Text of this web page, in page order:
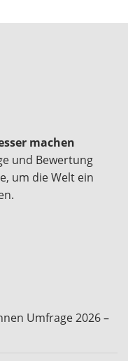
machen
und Bewertung
um die Welt ein
Umfrage 2026 –